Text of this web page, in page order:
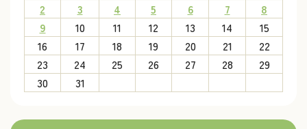
2
3 4 5 6 7
8
9
10 11 12 13 14
15
16
17 18 19 20 21
22
23
24 25 26 27 28
29
30
31